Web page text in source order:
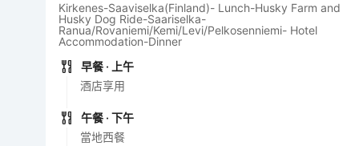
Kirkenes-Saaviselka(Finland)- Lunch-Husky Farm and
Husky Dog Ride-Saariselka-
Ranua/Rovaniemi/Kemi/Levi/Pelkosenniemi- Hotel
Accommodation-Dinner
早餐 · 上午
酒店享用
午餐 · 下午
當地西餐